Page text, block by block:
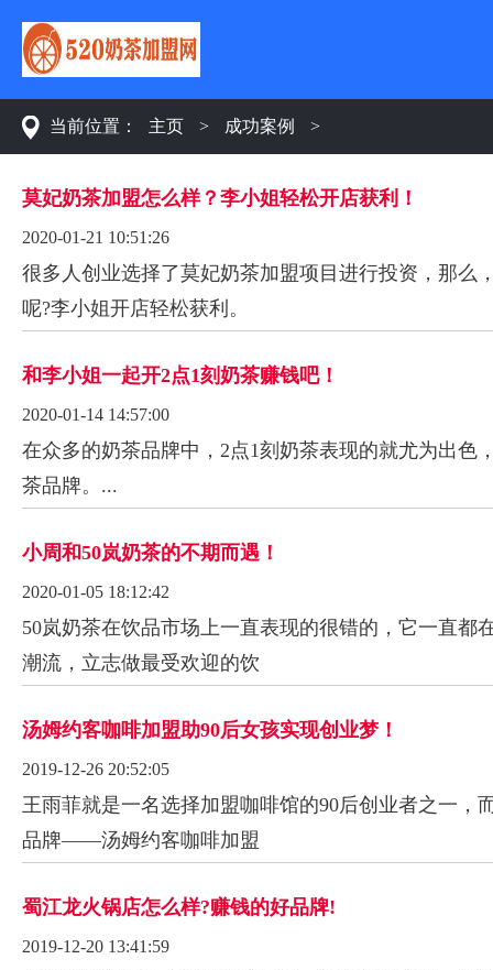
当前位置： 主页 > 成功案例 >
莫妃奶茶加盟怎么样？李小姐轻松开店获利！
2020-01-21 10:51:26
很多人创业选择了莫妃奶茶加盟项目进行投资，那么
呢?李小姐开店轻松获利。
和李小姐一起开2点1刻奶茶赚钱吧！
2020-01-14 14:57:00
在众多的奶茶品牌中，2点1刻奶茶表现的就尤为出色
茶品牌。...
小周和50岚奶茶的不期而遇！
2020-01-05 18:12:42
50岚奶茶在饮品市场上一直表现的很错的，它一直都
潮流，立志做最受欢迎的饮
汤姆约客咖啡加盟助90后女孩实现创业梦！
2019-12-26 20:52:05
王雨菲就是一名选择加盟咖啡馆的90后创业者之一，
品牌——汤姆约客咖啡加盟
蜀江龙火锅店怎么样?赚钱的好品牌!
2019-12-20 13:41:59